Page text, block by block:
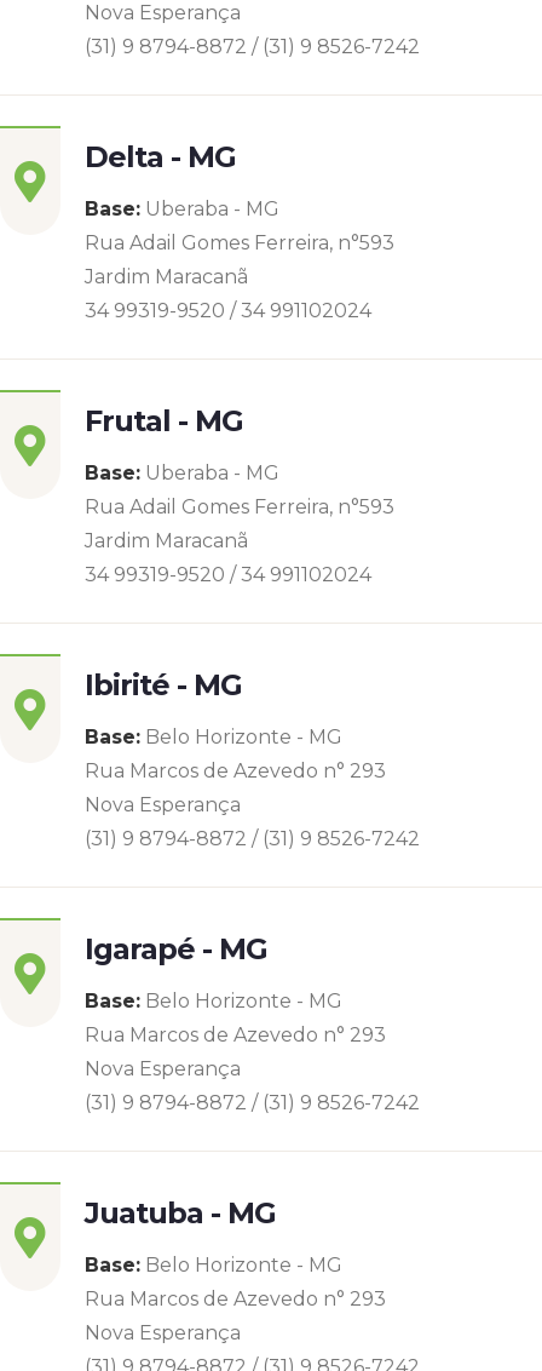
Nova Esperança
(31) 9 8794-8872 / (31) 9 8526-7242
Delta - MG
Base: Uberaba - MG
Rua Adail Gomes Ferreira, n°593
Jardim Maracanã
34 99319-9520 / 34 991102024
Frutal - MG
Base: Uberaba - MG
Rua Adail Gomes Ferreira, n°593
Jardim Maracanã
34 99319-9520 / 34 991102024
Ibirité - MG
Base: Belo Horizonte - MG
Rua Marcos de Azevedo n° 293
Nova Esperança
(31) 9 8794-8872 / (31) 9 8526-7242
Igarapé - MG
Base: Belo Horizonte - MG
Rua Marcos de Azevedo n° 293
Nova Esperança
(31) 9 8794-8872 / (31) 9 8526-7242
Juatuba - MG
Base: Belo Horizonte - MG
Rua Marcos de Azevedo n° 293
Nova Esperança